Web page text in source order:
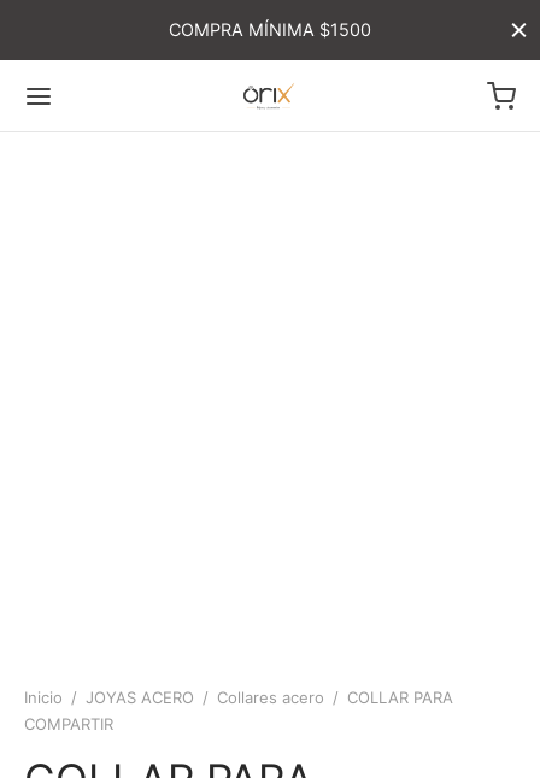
COMPRA MÍNIMA $1500
Inicio / JOYAS ACERO / Collares acero / COLLAR PARA
COMPARTIR